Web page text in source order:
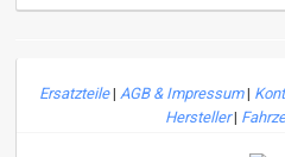
Ersatzteile| AGB & Impressum|
Hersteller|